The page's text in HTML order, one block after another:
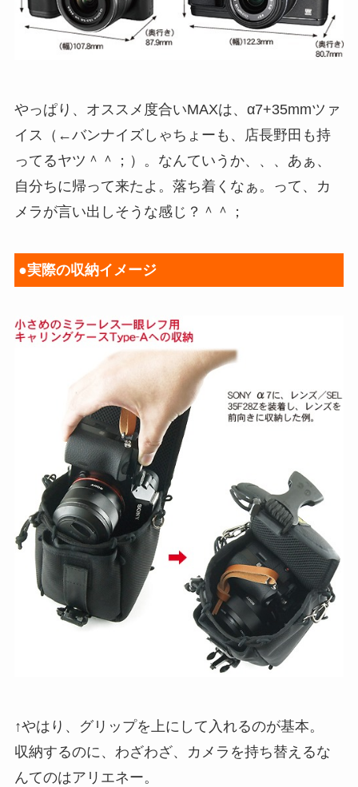
やっぱり、オススメ度合いMAXは、α7+35mmツァ
イス（←バンナイズしゃちょーも、店長野田も持
ってるヤツ＾＾；）。なんていうか、、、あぁ、
自分ちに帰って来たよ。落ち着くなぁ。って、カ
メラが言い出しそうな感じ？＾＾；
●実際の収納イメージ
↑やはり、グリップを上にして入れるのが基本。
収納するのに、わざわざ、カメラを持ち替えるな
んてのはアリエネー。